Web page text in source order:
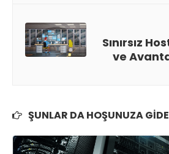
Sınırsız
ve
ŞUNLAR DA HOŞUNUZA